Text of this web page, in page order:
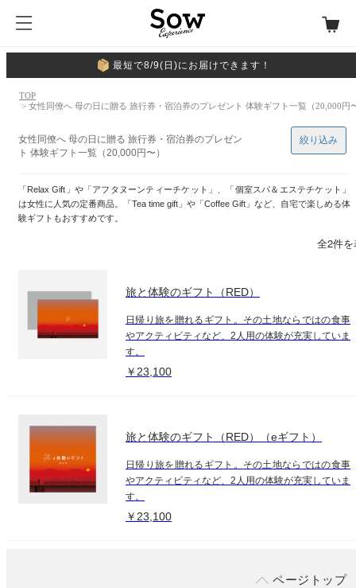
最短で8/9(日)にお届けできます！
TOP
> 女性同僚へ 母の日に贈る 旅行券・宿泊券のプレゼント 体験ギフト一覧（20,000円
女性同僚へ 母の日に贈る 旅行券・宿泊券のプレゼン
ト 体験ギフト一覧（20,000円〜）
「Relax Gift」や「アフタヌーンティーチケット」、「個室スパ＆エステチケット」
は女性に人気の定番商品。「Tea time gift」や「Coffee Gift」など、自宅で楽しめる体
験ギフトもおすすめです。
絞り込み
全2件
旅と体験のギフト（RED）
日帰り旅を贈れるギフト。その土地ならではの食事
やアクティビティなど、2人用の体験が充実していま
す。
￥23,100
旅と体験のギフト（RED）（eギフト）
日帰り旅を贈れるギフト。その土地ならではの食事
やアクティビティなど、2人用の体験が充実していま
す。
￥23,100
ページトップ